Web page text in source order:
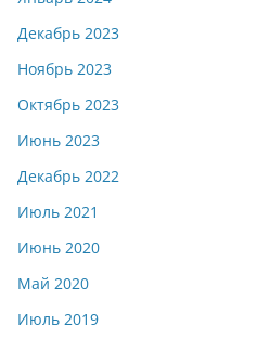
Декабрь 2023
Ноябрь 2023
Октябрь 2023
Июнь 2023
Декабрь 2022
Июль 2021
Июнь 2020
Май 2020
Июль 2019